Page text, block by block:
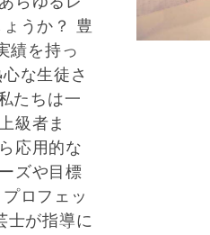
うか？ 豊
績を持っ
な生徒さ
たちは一
級者ま
応用的な
ズや目標
ロフェッ
士が指導に